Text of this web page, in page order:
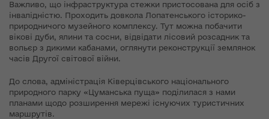
Важливо, що інфраструктура стежки пристосована для осіб з
інвалідністю. Проходить довкола Лопатенського історико-
природничого музейного комплексу. Тут можна побачити
вікові дуби, ялини та сосни, відвідати лісовий розсадник та
вольєр з дикими кабанами, оглянути реконструкції землянок
часів Другої світової війни.
До слова, адміністрація Ківерцівського національного
природного парку «Цуманська пуща» поділилася з нами
планами щодо розширення мережі існуючих туристичних
маршрутів.